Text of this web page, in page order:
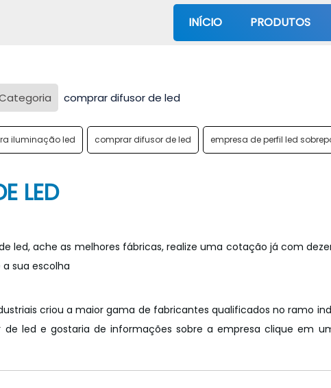
INÍCIO PRODUTOS
comprar difusor de led
iluminação led comprar difusor de led empresa de perfil led
LED
led, ache as melhores fábricas, realize uma cotação já com
sua escolha
criou a maior gama de fabricantes qualificados no ramo
led e gostaria de informações sobre a empresa clique em